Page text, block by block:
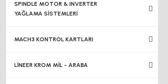
SPINDLE MOTOR & INVERTER
YAĞLAMA SİSTEMLERİ
MACH3 KONTROL KARTLARI
LİNEER KROM MİL - ARABA